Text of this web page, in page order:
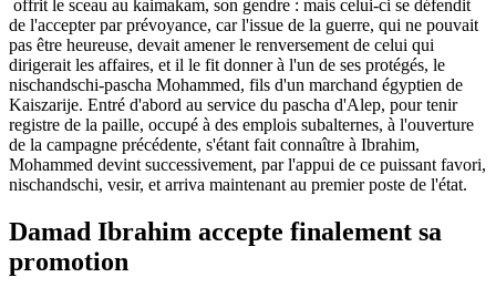
offrit le sceau au kaimakam, son gendre : mais celui-ci se défendit
de l'accepter par prévoyance, car l'issue de la guerre, qui ne pouvait
pas être heureuse, devait amener le renversement de celui qui
dirigerait les affaires, et il le fit donner à l'un de ses protégés, le
nischandschi-pascha Mohammed, fils d'un marchand égyptien de
Kaiszarije. Entré d'abord au service du pascha d'Alep, pour tenir
registre de la paille, occupé à des emplois subalternes, à l'ouverture
de la campagne précédente, s'étant fait connaître à Ibrahim,
Mohammed devint successivement, par l'appui de ce puissant favori,
nischandschi, vesir, et arriva maintenant au premier poste de l'état.
Damad Ibrahim accepte finalement sa
promotion